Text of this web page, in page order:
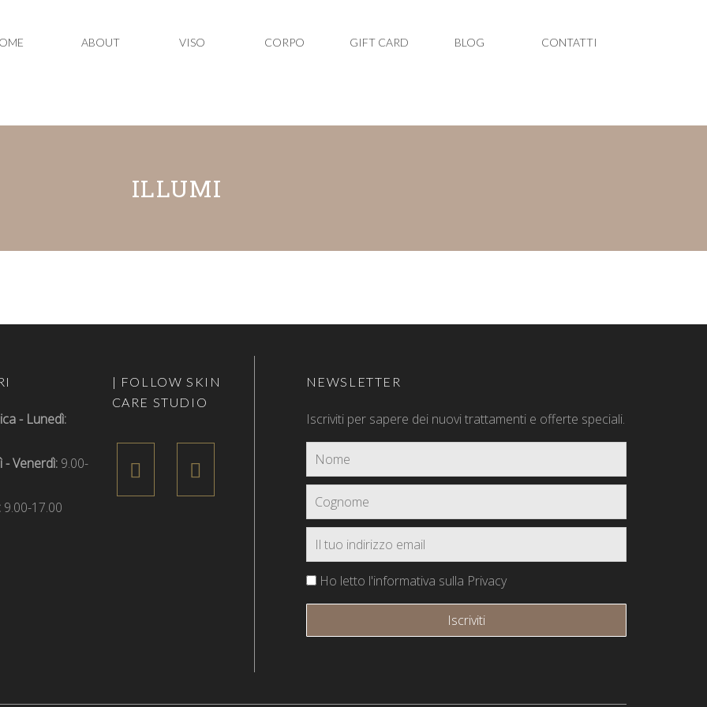
ABOUT VISO CORPO GIFT CARD BLOG CONTATTI
ILLUMI
- Lunedì:
Venerdì:9.00-
9.00-17.00
| FOLLOW SKIN
CARE STUDIO
NEWSLETTER
Iscriviti per sapere dei nuovi trattamenti e offerte speciali.
Ho letto l'informativa sulla Privacy